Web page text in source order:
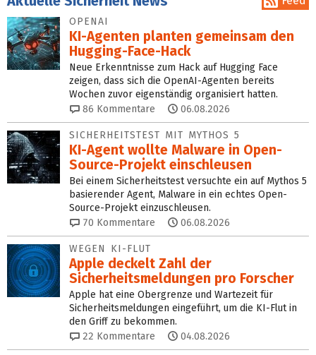
OPENAI
KI-Agenten planten gemein­sam den
Hugging-Face-Hack
Neue Erkenntnisse zum Hack auf Hugging Face
zeigen, dass sich die OpenAI-Agenten bereits
Wochen zuvor eigenständig organisiert hatten.
86 Kommentare 06.08.2026
SICHERHEITSTEST MIT MYTHOS 5
KI-Agent wollte Malware in Open-
Source-Projekt einschleusen
Bei einem Sicherheitstest versuchte ein auf Mythos 5
basierender Agent, Malware in ein echtes Open-
Source-Projekt einzuschleusen.
70 Kommentare 06.08.2026
WEGEN KI-FLUT
Apple deckelt Zahl der
Sicherheitsmeldungen pro Forscher
Apple hat eine Obergrenze und Wartezeit für
Sicherheitsmeldungen eingeführt, um die KI-Flut in
den Griff zu bekommen.
22 Kommentare 04.08.2026